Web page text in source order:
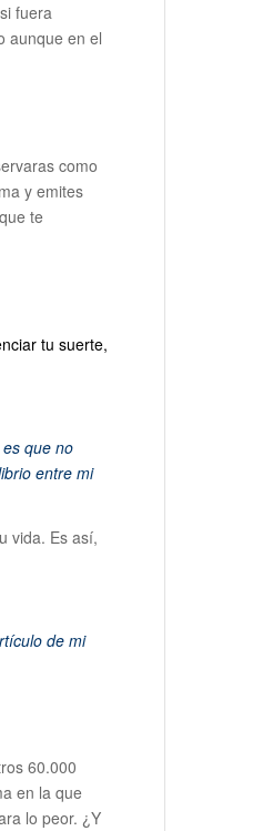
fuera
aunque en el
como
y emites
te
tu suerte,
es que no
entre mi
vida. Es así,
de mi
60.000
en la que
lo peor. ¿Y